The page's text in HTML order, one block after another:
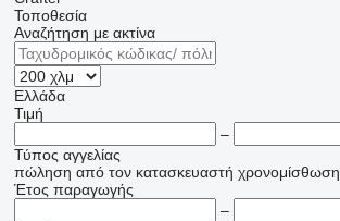
Τοποθεσία
Αναζήτηση με ακτίνα
Ελλάδα
Τιμή
–
Τύπος αγγελίας
πώληση από τον κατασκευαστή χρονομίσθωση
Έτος παραγωγής
–